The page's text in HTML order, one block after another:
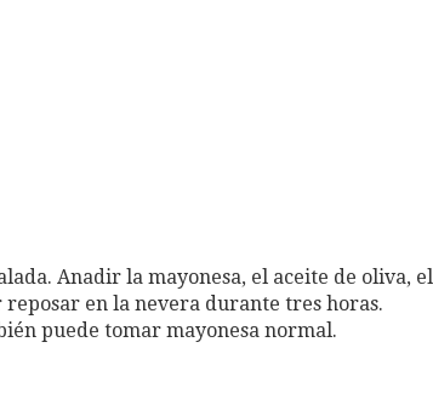
Anadir la mayonesa, el aceite de oliva, el
en la nevera durante tres horas.
puede tomar mayonesa normal.